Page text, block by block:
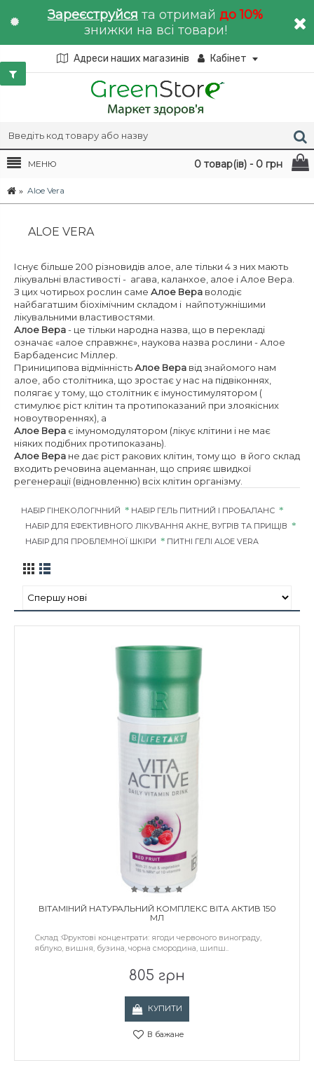
Зареєструйся та отримай до 10%
знижки на всі товари!
Адреси наших магазинів Кабінет
0 товар(ів) - 0 грн
МЕНЮ
Aloe Vera
ALOE VERA
Існує більше 200 різновидів алое, але тільки 4 з них мають
лікувальні властивості - агава, каланхое, алое і Алое Вера.
З цих чотирьох рослин саме Алое Вера володіє
найбагатшим біохімічним складом і найпотужнішими
лікувальними властивостями.
Алое Вера- це тільки народна назва, що в перекладі
означає «алое справжнє», наукова назва рослини - Алое
Барбаденсис Міллер.
Приниципова відмінністьАлое Вера від знайомого нам
алое, або столітника, що зростає у нас на підвіконнях,
полягає у тому, що столітник є імуностимулятором (
стимулює ріст клітин та протипоказаний при злоякісних
новоутвореннях), а
Алое Вера є імуномодулятором (лікує клітини і не має
ніяких подібних протипоказань).
Алое Вера не дає ріст ракових клітин, тому що в його склад
входить речовина ацеманнан, що сприяє швидкої
регенерації (відновленню) всіх клітин організму.
НАБІР ГІНЕКОЛОГІЧНИЙ
НАБІР ГЕЛЬ ПИТНИЙ І ПРОБАЛАНС
НАБІР ДЛЯ ЕФЕКТИВНОГО ЛІКУВАННЯ АКНЕ, ВУГРІВ ТА ПРИЩІВ
НАБІР ДЛЯ ПРОБЛЕМНОЇ ШКІРИ
ПИТНІ ГЕЛІ ALOE VERA
ВІТАМІНИЙ НАТУРАЛЬНИЙ КОМПЛЕКС ВІТА АКТИВ 150
МЛ
Склад :Фруктові концентрати: ягоди червоного винограду,
яблуко, вишня, бузина, чорна смородина, шипш..
805 грн
КУПИТИ
В бажане